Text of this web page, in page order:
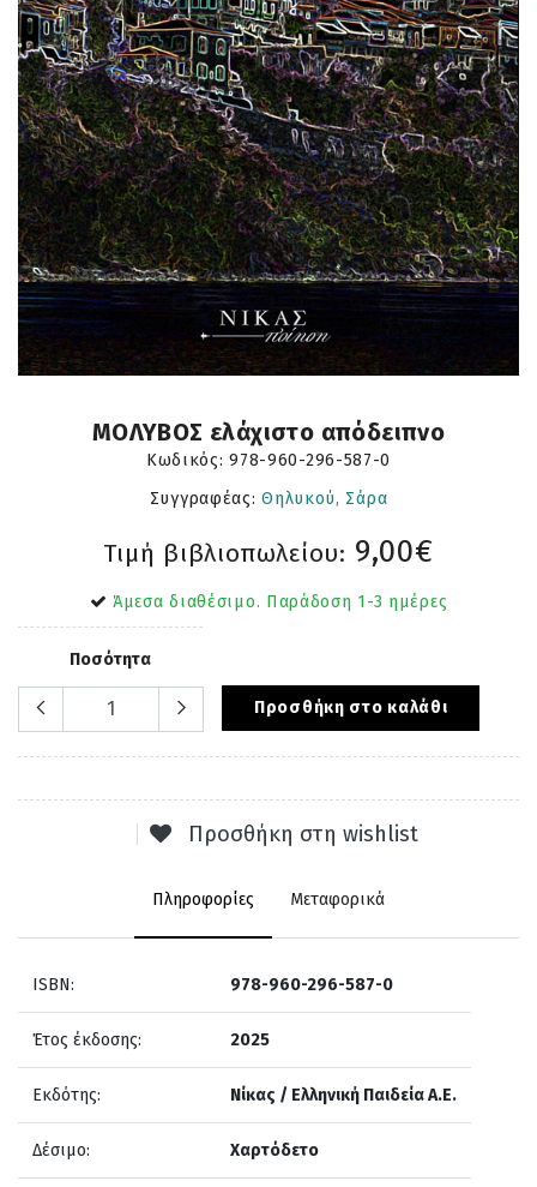
ΜΟΛΥΒΟΣ ελάχιστο απόδειπνο
Κωδικός:978-960-296-587-0
Συγγραφέας:Θηλυκού, Σάρα
Τιμή βιβλιοπωλείου: 9,00€
Άμεσα διαθέσιμο. Παράδοση 1-3 ημέρες
Ποσότητα
Προσθήκη στο καλάθι
Προσθήκη στη wishlist
Πληροφορίες Μεταφορικά
ISBN: 978-960-296-587-0
Έτος έκδοσης: 2025
Εκδότης: Νίκας / Ελληνική Παιδεία Α.Ε.
Δέσιμο: Χαρτόδετο